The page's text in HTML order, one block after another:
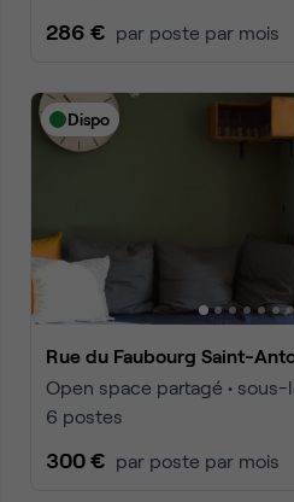
286 € par poste par mois
Dispo
Rue du Faubourg Saint-
Open space partagé •
6 postes
300 € par poste par mois